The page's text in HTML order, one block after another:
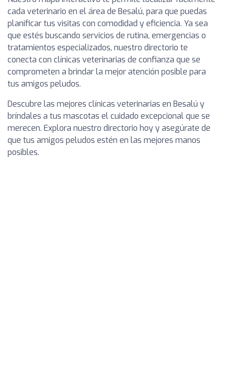
cada veterinario en el área de Besalú, para que puedas
planificar tus visitas con comodidad y eficiencia. Ya sea
que estés buscando servicios de rutina, emergencias o
tratamientos especializados, nuestro directorio te
conecta con clínicas veterinarias de confianza que se
comprometen a brindar la mejor atención posible para
tus amigos peludos.
Descubre las mejores clínicas veterinarias en Besalú y
bríndales a tus mascotas el cuidado excepcional que se
merecen. Explora nuestro directorio hoy y asegúrate de
que tus amigos peludos estén en las mejores manos
posibles.